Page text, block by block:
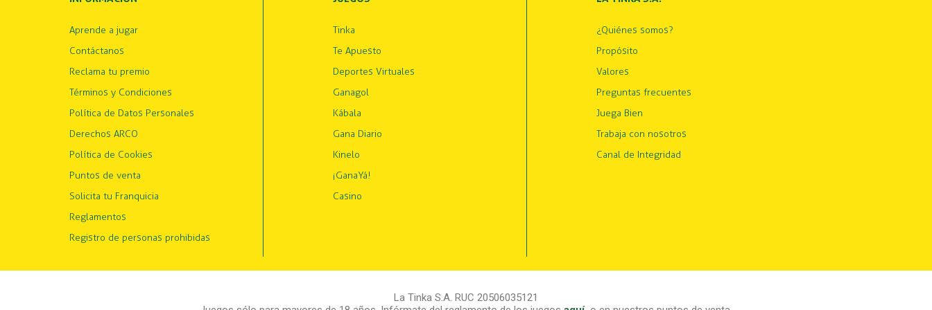
Aprende a jugar
Contáctanos
Reclama tu premio
Términos y Condiciones
Política de Datos Personales
Derechos ARCO
Política de Cookies
Puntos de venta
Solicita tu Franquicia
Reglamentos
Registro de personas prohibidas
Tinka
Te Apuesto
Deportes Virtuales
Ganagol
Kábala
Gana Diario
Kinelo
¡GanaYá!
Casino
¿Quiénes somos?
Propósito
Valores
Preguntas frecuentes
Juega Bien
Trabaja con nosotros
Canal de Integridad
La Tinka S.A. RUC 20506035121